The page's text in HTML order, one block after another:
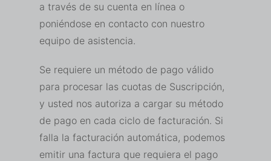
a través de su cuenta en línea o
poniéndose en contacto con nuestro
equipo de asistencia.
Se requiere un método de pago válido
para procesar las cuotas de Suscripción,
y usted nos autoriza a cargar su método
de pago en cada ciclo de facturación. Si
falla la facturación automática, podemos
emitir una factura que requiera el pago